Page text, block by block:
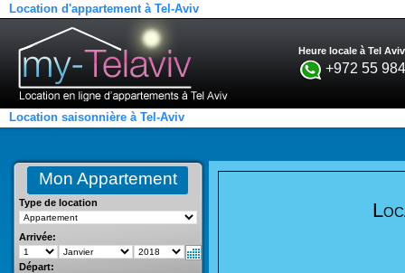
Location d'appartement à Tel-Aviv
Heure locale à Tel
+972 55
Location saisonnière à Tel-Aviv
Mon Appartement
Type de location
Arrivée:
Départ: